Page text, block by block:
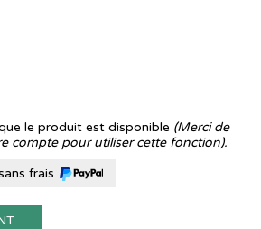
le produit est disponible (Merci de
compte pour utiliser cette fonction).
frais